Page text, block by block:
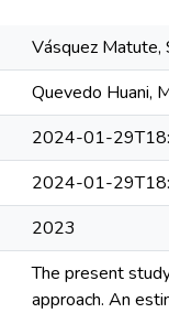
Vásquez Matute,
Quevedo Huani,
2024-01-
2024-01-
2023
The present
approach. An